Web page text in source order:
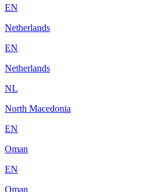
EN
Netherlands
EN
Netherlands
NL
North Macedonia
EN
Oman
EN
Oman